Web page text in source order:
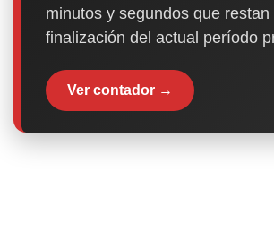
minutos y segundos que restan
finalización del actual período
Ver contador →